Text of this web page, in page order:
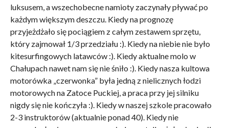
luksusem, a wszechobecne namioty zaczynały pływać po
każdym większym deszczu. Kiedy na prognozę
przyjeżdżało się pociągiem z całym zestawem sprzętu,
który zajmował 1/3 przedziału :). Kiedy na niebie nie było
kitesurfingowych latawców :). Kiedy aktualne molo w
Chałupach nawet nam się nie śniło :). Kiedy nasza kultowa
motorówka „czerwonka” była jedną z nielicznych łodzi
motorowych na Zatoce Puckiej, a praca przy jej silniku
nigdy się nie kończyła :). Kiedy w naszej szkole pracowało
2-3 instruktorów (aktualnie ponad 40). Kiedy nie